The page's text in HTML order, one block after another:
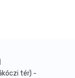
tér) -